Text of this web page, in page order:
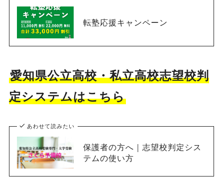
転塾応援キャンペーン
愛知県公立高校・私立高校志望校判
定システムはこちら
あわせて読みたい
保護者の方へ｜志望校判定シス
テムの使い方